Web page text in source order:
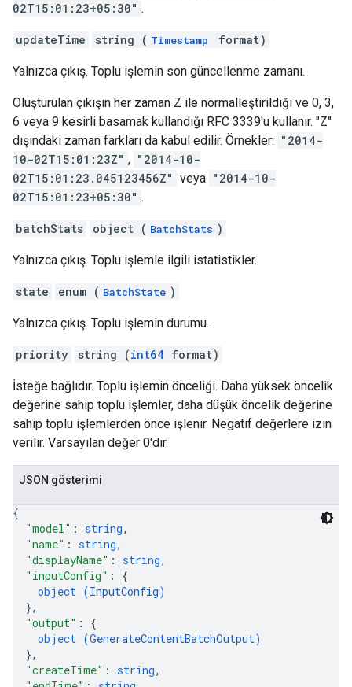
02T15:01:23+05:30" .
updateTime string ( Timestamp format)
Yalnızca çıkış. Toplu işlemin son güncellenme zamanı.
Oluşturulan çıkışın her zaman Z ile normalleştirildiği ve 0, 3,
6 veya 9 kesirli basamak kullandığı RFC 3339'u kullanır. "Z"
dışındaki zaman farkları da kabul edilir. Örnekler: "2014-
10-02T15:01:23Z" , "2014-10-
02T15:01:23.045123456Z" veya "2014-10-
02T15:01:23+05:30" .
batchStats object ( BatchStats )
Yalnızca çıkış. Toplu işlemle ilgili istatistikler.
state enum ( BatchState )
Yalnızca çıkış. Toplu işlemin durumu.
priority string (int64 format)
İsteğe bağlıdır. Toplu işlemin önceliği. Daha yüksek öncelik
değerine sahip toplu işlemler, daha düşük öncelik değerine
sahip toplu işlemlerden önce işlenir. Negatif değerlere izin
verilir. Varsayılan değer 0'dır.
JSON gösterimi
{
"model" : string,
"name" : string,
"displayName" : string,
"inputConfig" : {
object (InputConfig)
},
"output" : {
object (GenerateContentBatchOutput)
},
"createTime" : string,